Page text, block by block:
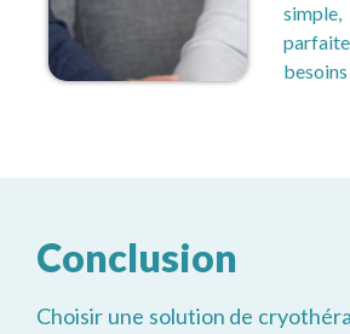
Conclusion
Choisir une solution de